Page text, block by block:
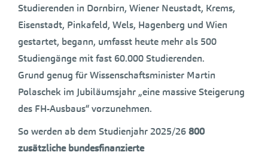
Studierenden in Dornbirn, Wiener Neustadt, Krems,
Eisenstadt, Pinkafeld, Wels, Hagenberg und Wien
gestartet, begann, umfasst heute mehr als 500
Studiengänge mit fast 60.000 Studierenden.
Grund genug für Wissenschaftsminister Martin
Polaschek im Jubiläumsjahr „eine massive Steigerung
des FH-Ausbaus“ vorzunehmen.
So werden ab dem Studienjahr 2025/26800
zusätzliche bundesfinanzierte